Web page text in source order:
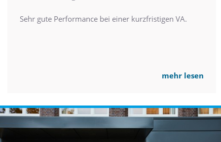
Sehr gute Performance bei einer kurzfristigen VA.
mehr lesen